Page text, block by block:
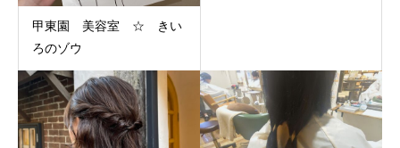
甲東園 美容室 ☆ きい
ろのゾウ